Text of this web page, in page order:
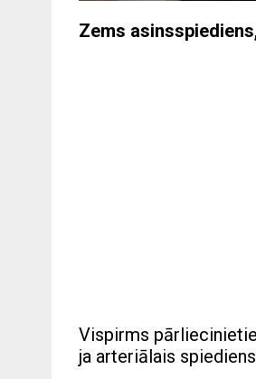
Zems
Vispirms
ja arteriālais